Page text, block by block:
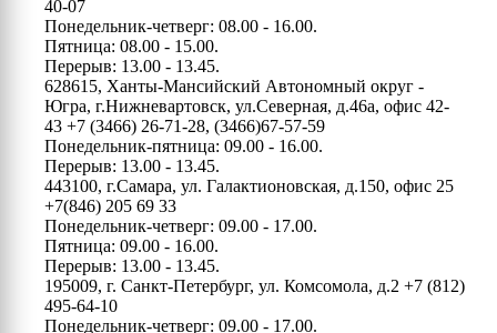
40-07
Понедельник-четверг: 08.00 - 16.00.
Пятница: 08.00 - 15.00.
Перерыв: 13.00 - 13.45.
628615, Ханты-Мансийский Автономный округ -
Югра, г.Нижневартовск, ул.Северная, д.46а, офис 42-
43 +7 (3466) 26-71-28, (3466)67-57-59
Понедельник-пятница: 09.00 - 16.00.
Перерыв: 13.00 - 13.45.
443100, г.Самара, ул. Галактионовская, д.150, офис 25
+7(846) 205 69 33
Понедельник-четверг: 09.00 - 17.00.
Пятница: 09.00 - 16.00.
Перерыв: 13.00 - 13.45.
195009, г. Санкт-Петербург, ул. Комсомола, д.2 +7 (812)
495-64-10
Понедельник-четверг: 09.00 - 17.00.